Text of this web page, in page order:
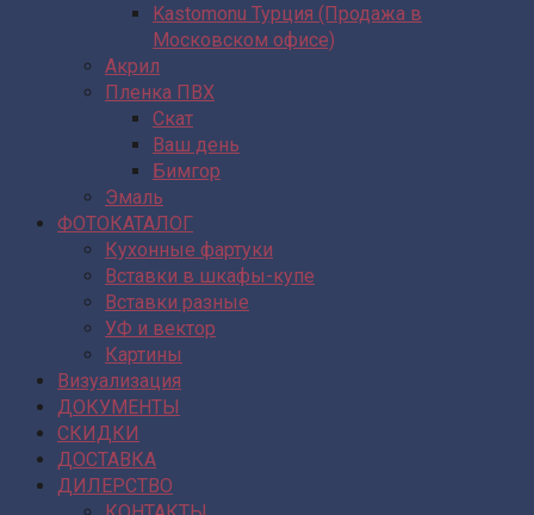
Kastomonu Турция (Продажа в
Московском офисе)
Акрил
Пленка ПВХ
Скат
Ваш день
Бимгор
Эмаль
ФОТОКАТАЛОГ
Кухонные фартуки
Вставки в шкафы-купе
Вставки разные
УФ и вектор
Картины
Визуализация
ДОКУМЕНТЫ
СКИДКИ
ДОСТАВКА
ДИЛЕРСТВО